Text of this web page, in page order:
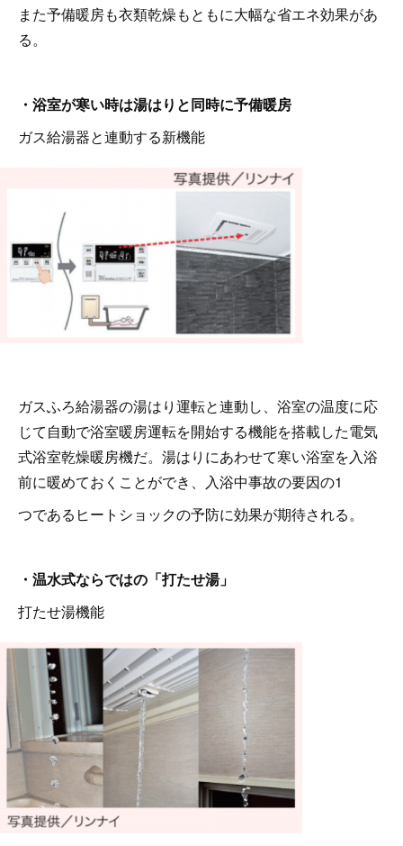
また予備暖房も衣類乾燥もともに大幅な省エネ効果があ
る。
・浴室が寒い時は湯はりと同時に予備暖房
ガス給湯器と連動する新機能
ガスふろ給湯器の湯はり運転と連動し、浴室の温度に応
じて自動で浴室暖房運転を開始する機能を搭載した電気
式浴室乾燥暖房機だ。湯はりにあわせて寒い浴室を入浴
前に暖めておくことができ、入浴中事故の要因の1
つであるヒートショックの予防に効果が期待される。
・温水式ならではの「打たせ湯」
打たせ湯機能